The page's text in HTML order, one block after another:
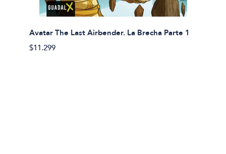
Avatar The Last Airbender. La Brecha Parte 1
$11.299